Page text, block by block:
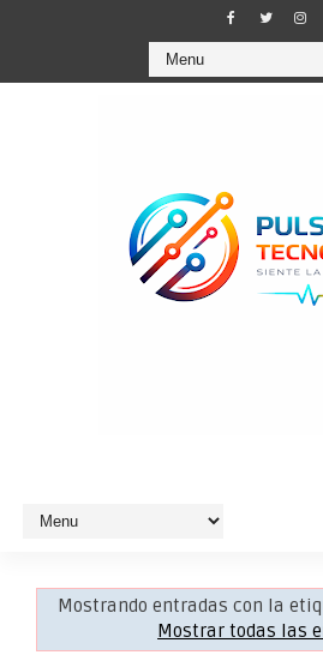
Mostrando entradas con la
Mostrar todas las